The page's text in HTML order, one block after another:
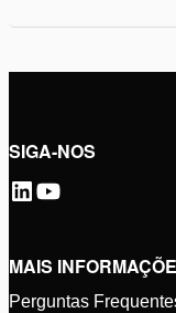
SIGA-NOS
MAIS
Perguntas